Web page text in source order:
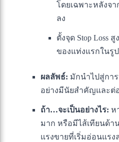
โดยเฉพาะหลังจ
ลง
ตั้งจุด Stop Loss สู
ของแท่งแรกในรู
ผลลัพธ์: มักนำไปสู่กา
อย่างมีนัยสำคัญและต่
ถ้า…จะเป็นอย่างไร: ห
มาก หรือมีไส้เทียนด้า
แรงขายที่เริ่มอ่อนแรง